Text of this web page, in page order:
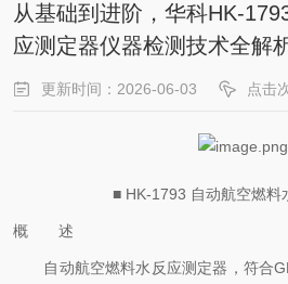
从基础到进阶，华科HK-
应测定器仪器检测技术全解
更新时间：2026-06-03 点击
■ HK-1793 自动航空燃料
概 述
自动航空燃料水反应测定器，符合